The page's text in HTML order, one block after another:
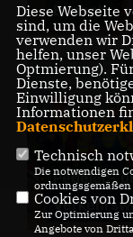
Bocholt
Pedelec-
Diese Webseite
sind, um die
verwenden wir
helfen, unser
Optmierung).
Dienste,
Einwilligung
Informationen
Technisch
Die notwendigen
ordnungsgemäßen
Cookies von
Zur Optimierung
Angebote von